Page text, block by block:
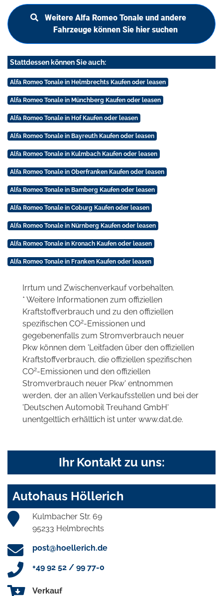
Weitere Alfa Romeo Tonale und andere
Fahrzeuge können Sie hier suchen
Stattdessen können Sie auch:
Alfa Romeo Tonale in Helmbrechts Kaufen oder leasen
Alfa Romeo Tonale in Münchberg Kaufen oder leasen
Alfa Romeo Tonale in Hof Kaufen oder leasen
Alfa Romeo Tonale in Bayreuth Kaufen oder leasen
Alfa Romeo Tonale in Kulmbach Kaufen oder leasen
Alfa Romeo Tonale in Oberfranken Kaufen oder leasen
Alfa Romeo Tonale in Bamberg Kaufen oder leasen
Alfa Romeo Tonale in Coburg Kaufen oder leasen
Alfa Romeo Tonale in Nürnberg Kaufen oder leasen
Alfa Romeo Tonale in Kronach Kaufen oder leasen
Alfa Romeo Tonale in Franken Kaufen oder leasen
Irrtum und Zwischenverkauf vorbehalten.
* Weitere Informationen zum offiziellen
Kraftstoffverbrauch und zu den offiziellen
spezifischen CO2-Emissionen und
gegebenenfalls zum Stromverbrauch neuer
Pkw können dem 'Leitfaden über den offiziellen
Kraftstoffverbrauch, die offiziellen spezifischen
CO2-Emissionen und den offiziellen
Stromverbrauch neuer Pkw' entnommen
werden, der an allen Verkaufsstellen und bei der
'Deutschen Automobil Treuhand GmbH'
unentgeltlich erhältlich ist unter www.dat.de.
Ihr Kontakt zu uns:
Autohaus Höllerich
Kulmbacher Str. 69
95233 Helmbrechts
post@hoellerich.de
+49 92 52 / 99 77-0
Verkauf